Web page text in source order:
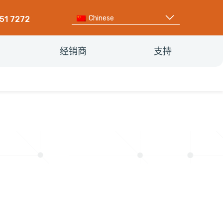
7272 Chinese
经销商 支持